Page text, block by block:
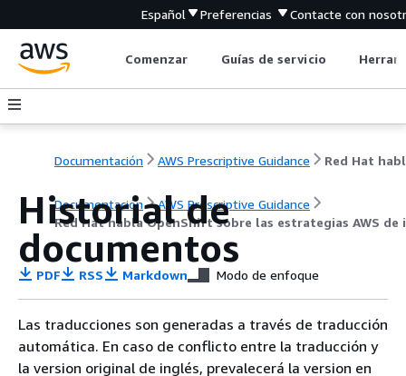
Español Preferencias Contacte con
Comenzar Guías de servicio
Documentación AWS Prescriptive Guidance
Documentación
AWS Prescriptive Guidance
Red Hat habla OpenShift sobre las estrategias AWS de
Historial de
documentos
PDF RSS Markdown Modo de enfoque
Las traducciones son generadas a través de traducción
automática. En caso de conflicto entre la traducción y
la version original de inglés, prevalecerá la version en